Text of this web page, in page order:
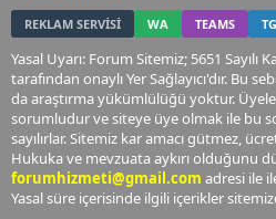
REKLAM SERVİSİ WA TEAMS TG
Yasal Uyarı: Forum Sitemiz; 5651 Sayılı
tarafından onaylı Yer Sağlayıcı'dır. Bu
da araştırma yükümlülüğü yoktur.
sorumludur ve siteye üye olmak ile bu
sayılırlar. Sitemiz kar amacı gütmez,
Hukuka ve mevzuata aykırı olduğunu
forumhizmeti@gmail.com adresi ile
Yasal süre içerisinde ilgili içerikler